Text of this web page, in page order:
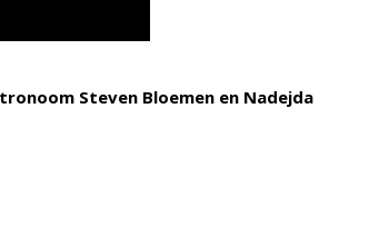
Steven Bloemen en Nadejda